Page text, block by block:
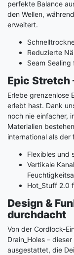
perfekte Balance
den Wellen, während
erweitert.
Reduzierte
Seam
Epic Stretch
Erlebe grenzenlose
erlebt hast. Dank
noch nie einfacher,
Materialien
international als
Flexibles und
Vertikale
Hot_Stuff 2.0
Design &
durchdacht
Von der Cordlock-
Drain_Holes –
ausgestattet, die